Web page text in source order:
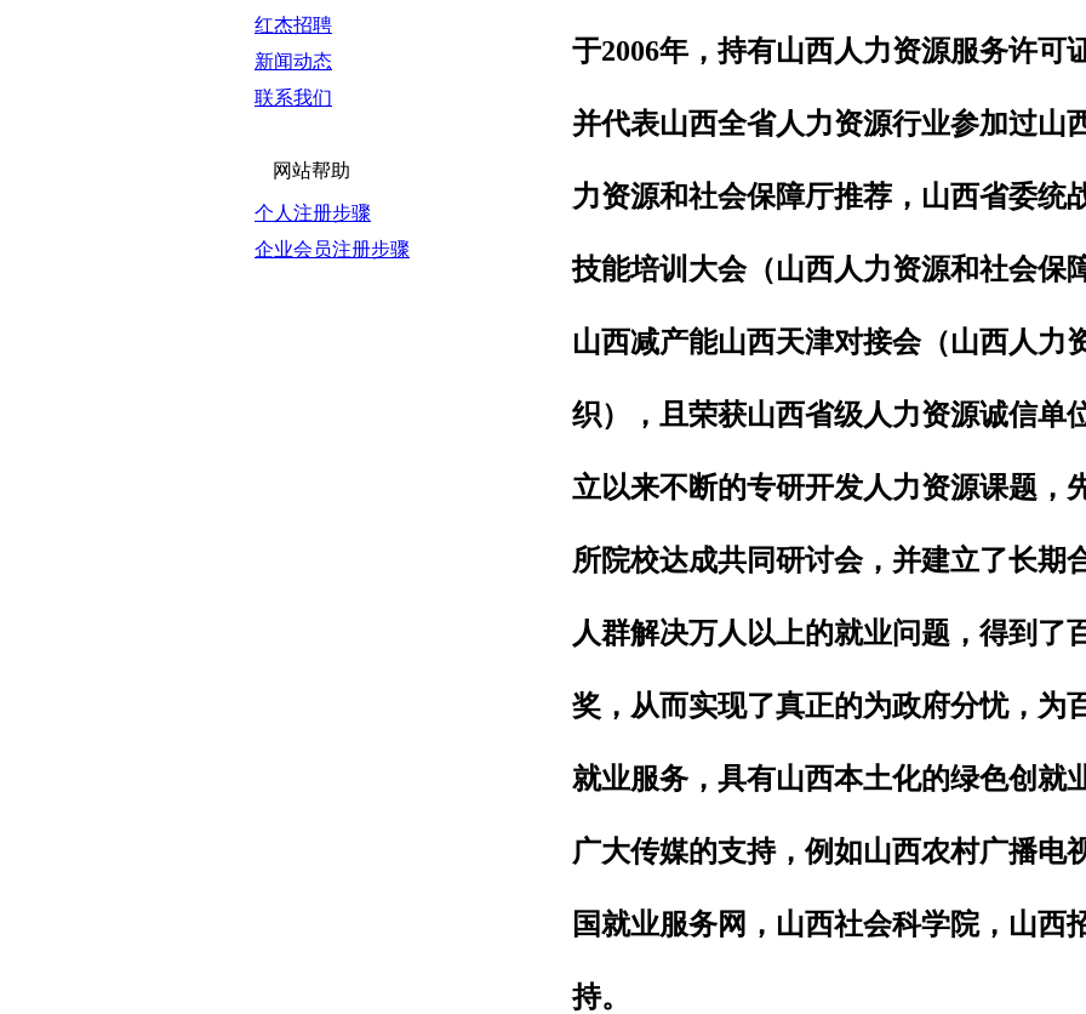
红杰招聘
新闻动态
联系我们
网站帮助
个人注册步骤
企业会员注册步骤
于2006年，持有山西人力资源服务许可
并代表山西全省人力资源行业参加过山
力资源和社会保障厅推荐，山西省委统
技能培训大会（山西人力资源和社会保
山西减产能山西天津对接会（山西人力
织），且荣获山西省级人力资源诚信单
立以来不断的专研开发人力资源课题，
所院校达成共同研讨会，并建立了长期
人群解决万人以上的就业问题，得到了
奖，从而实现了真正的为政府分忧，为
就业服务，具有山西本土化的绿色创就
广大传媒的支持，例如山西农村广播电
国就业服务网，山西社会科学院，山西
持。